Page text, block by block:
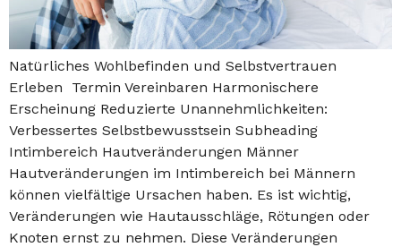
Natürliches Wohlbefinden und Selbstvertrauen
Erleben Termin Vereinbaren Harmonischere
Erscheinung Reduzierte Unannehmlichkeiten:
Verbessertes Selbstbewusstsein Subheading
Intimbereich Hautveränderungen Männer
Hautveränderungen im Intimbereich bei Männern
können vielfältige Ursachen haben. Es ist wichtig,
Veränderungen wie Hautausschläge, Rötungen oder
Knoten ernst zu nehmen. Diese Veränderungen